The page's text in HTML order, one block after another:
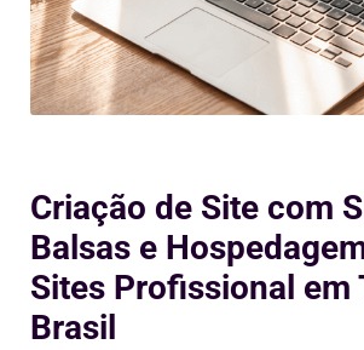
Criação de Site com
Balsas e
Sites Profissional em
Brasil